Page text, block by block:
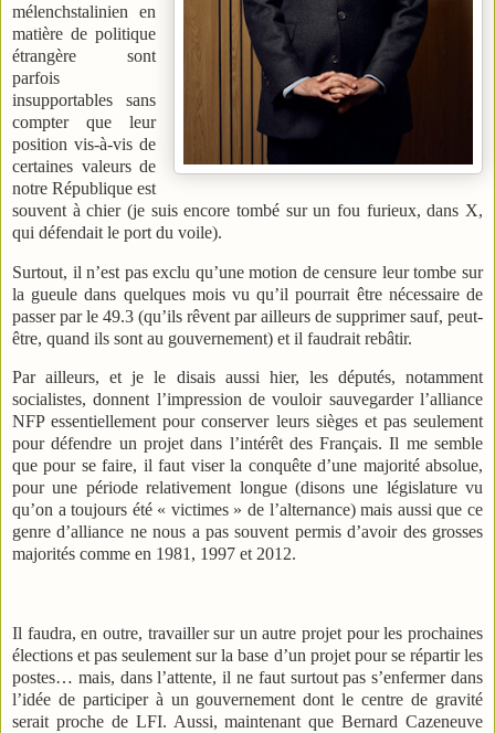
mélenchstalinien en
matière de politique
étrangère sont
parfois
insupportables sans
compter que leur
position vis-à-vis de
certaines valeurs de
notre République est
souvent à chier (je suis encore tombé sur un fou furieux, dans X,
qui défendait le port du voile).
Surtout, il n’est pas exclu qu’une motion de censure leur tombe sur
la gueule dans quelques mois vu qu’il pourrait être nécessaire de
passer par le 49.3 (qu’ils rêvent par ailleurs de supprimer sauf, peut-
être, quand ils sont au gouvernement) et il faudrait rebâtir.
Par ailleurs, et je le disais aussi hier, les députés, notamment
socialistes, donnent l’impression de vouloir sauvegarder l’alliance
NFP essentiellement pour conserver leurs sièges et pas seulement
pour défendre un projet dans l’intérêt des Français. Il me semble
que pour se faire, il faut viser la conquête d’une majorité absolue,
pour une période relativement longue (disons une législature vu
qu’on a toujours été « victimes » de l’alternance) mais aussi que ce
genre d’alliance ne nous a pas souvent permis d’avoir des grosses
majorités comme en 1981, 1997 et 2012.
Il faudra, en outre, travailler sur un autre projet pour les prochaines
élections et pas seulement sur la base d’un projet pour se répartir les
postes… mais, dans l’attente, il ne faut surtout pas s’enfermer dans
l’idée de participer à un gouvernement dont le centre de gravité
serait proche de LFI. Aussi, maintenant que Bernard Cazeneuve